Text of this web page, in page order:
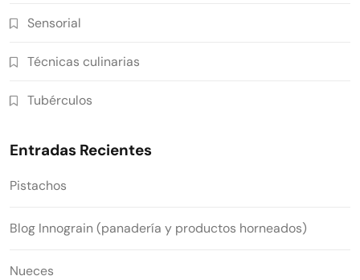
Sensorial
Técnicas culinarias
Tubérculos
Entradas Recientes
Pistachos
Blog Innograin (panadería y productos horneados)
Nueces